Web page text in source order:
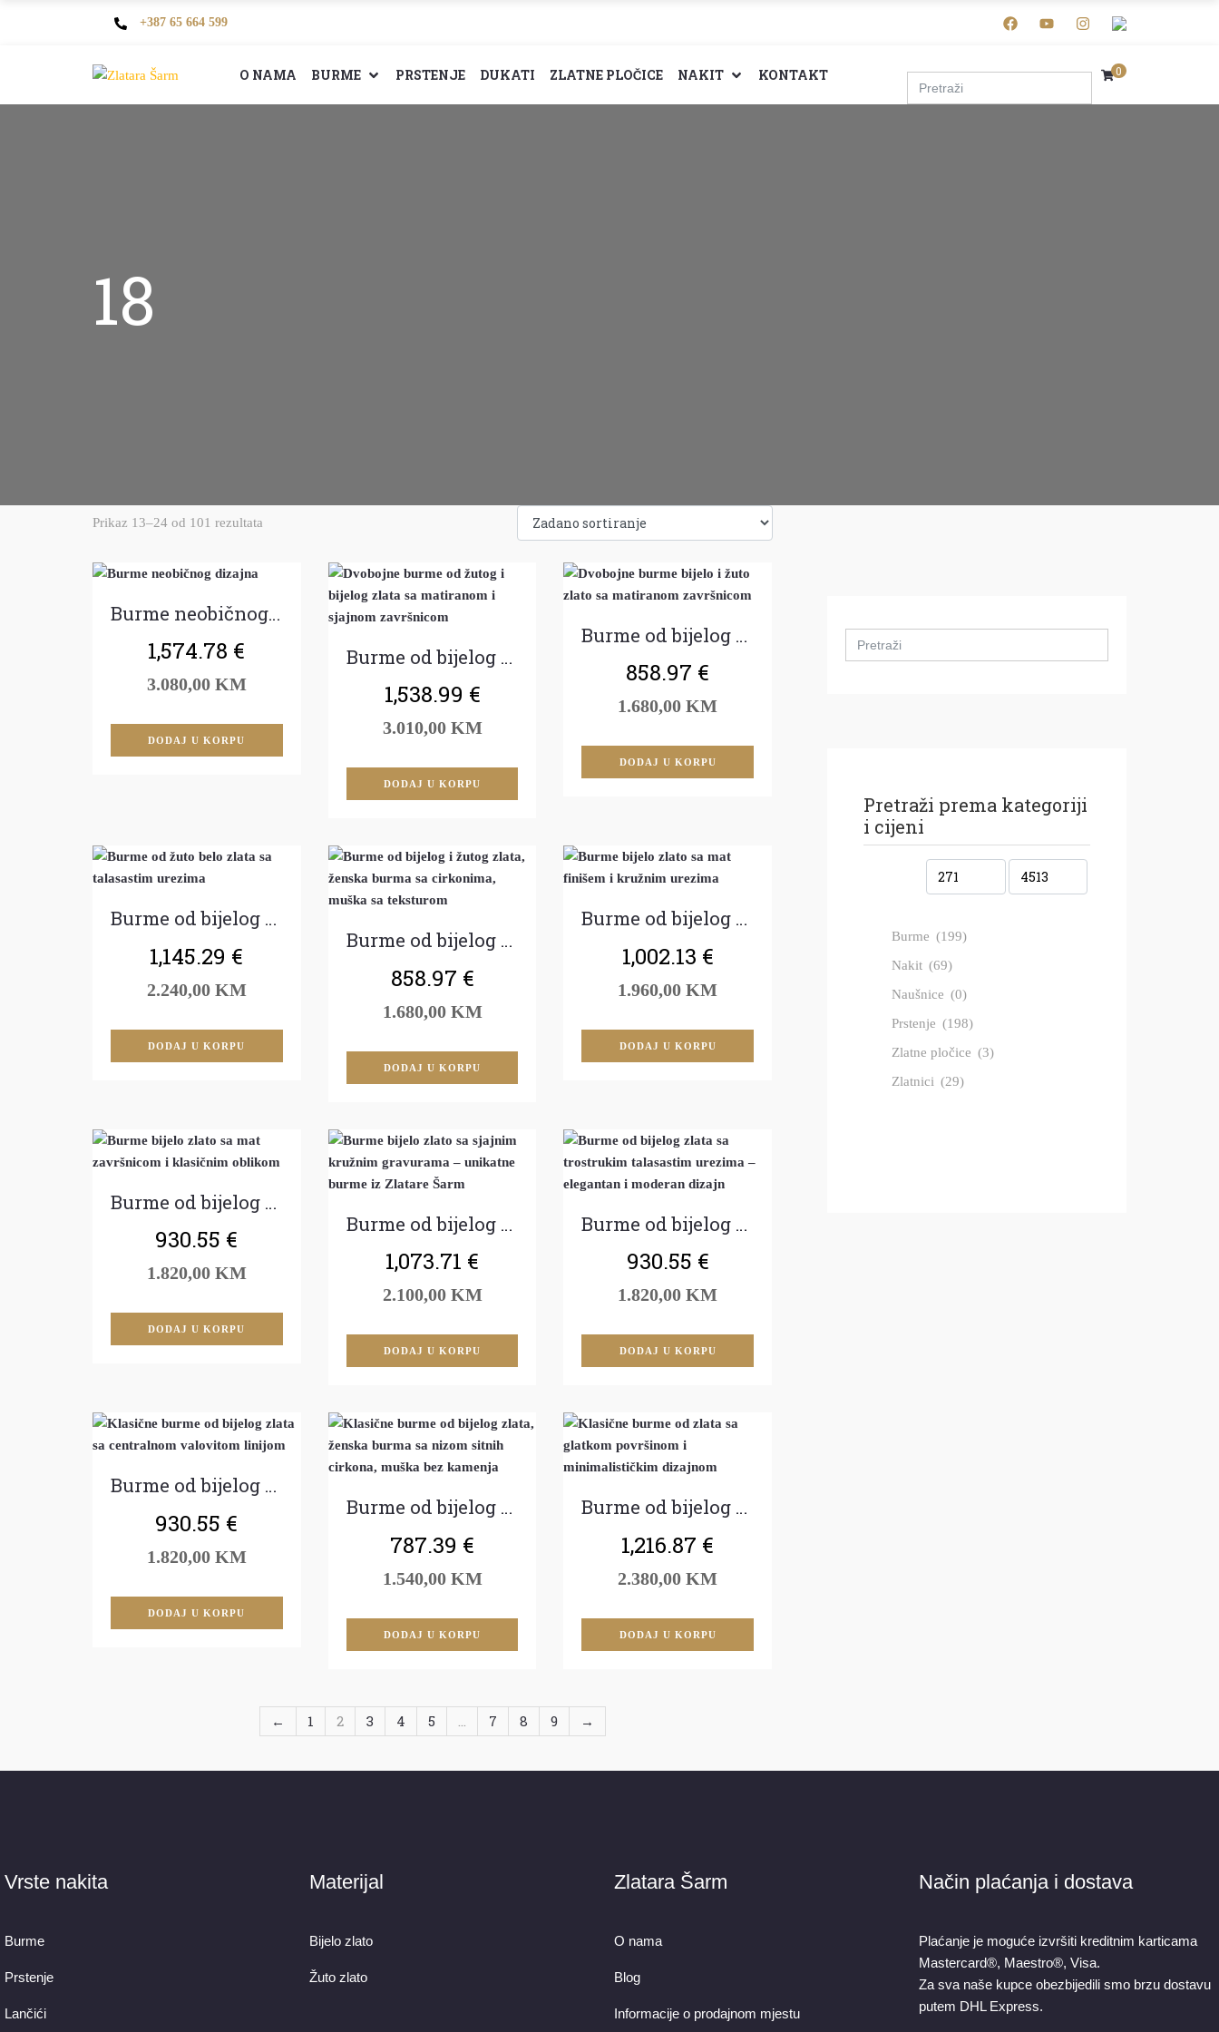
+387 65 664 599
O NAMA BURME PRSTENJE DUKATI ZLATNE PLOČICE NAKIT KONTAKT SEARCH
FOR:
0
18
Prikaz 13–24 od 101 rezultata
Burme neobičnog dizajna
1,574.78 €
3.080,00 KM
DODAJ U KORPU
Burme od bijelog i žutog zlata
1,538.99 €
3.010,00 KM
DODAJ U KORPU
Burme od bijelog i žutog zlata
858.97 €
1.680,00 KM
DODAJ U KORPU
Burme od bijelog i žutog zlata
1,145.29 €
2.240,00 KM
DODAJ U KORPU
Burme od bijelog i žutog zlata
858.97 €
1.680,00 KM
DODAJ U KORPU
Burme od bijelog zlata
1,002.13 €
1.960,00 KM
DODAJ U KORPU
Burme od bijelog zlata
930.55 €
1.820,00 KM
DODAJ U KORPU
Burme od bijelog zlata
1,073.71 €
2.100,00 KM
DODAJ U KORPU
Burme od bijelog zlata
930.55 €
1.820,00 KM
DODAJ U KORPU
Burme od bijelog zlata
930.55 €
1.820,00 KM
DODAJ U KORPU
Burme od bijelog zlata
787.39 €
1.540,00 KM
DODAJ U KORPU
Burme od bijelog zlata
1,216.87 €
2.380,00 KM
DODAJ U KORPU
← 1 2 3 4 5 7 8 9 →
Search
for:
Pretraži prema kategoriji
i cijeni
Burme (199)
Nakit (69)
Naušnice (0)
Prstenje (198)
Zlatne pločice (3)
Zlatnici (29)
Vrste nakita
Burme
Prstenje
Lančići
Materijal
Bijelo zlato
Žuto zlato
Zlatara Šarm
O nama
Blog
Informacije o prodajnom mjestu
Način plaćanja i dostava
Plaćanje je moguće izvršiti kreditnim karticama
Mastercard®, Maestro®, Visa.
Za sva naše kupce obezbijedili smo brzu dostavu
putem DHL Express.